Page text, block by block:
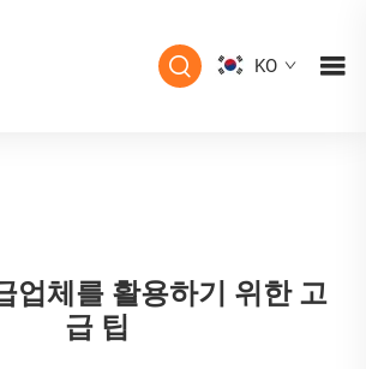
KO
업체를 활용하기 위한 고
급 팁